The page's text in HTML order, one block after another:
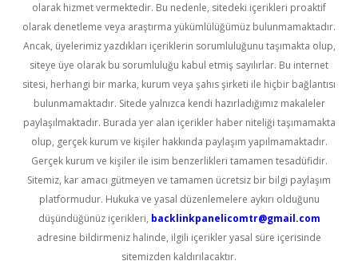
olarak hizmet vermektedir. Bu nedenle, sitedeki içerikleri proaktif
olarak denetleme veya araştırma yükümlülüğümüz bulunmamaktadır.
Ancak, üyelerimiz yazdıkları içeriklerin sorumluluğunu taşımakta olup,
siteye üye olarak bu sorumluluğu kabul etmiş sayılırlar. Bu internet
sitesi, herhangi bir marka, kurum veya şahıs şirketi ile hiçbir bağlantısı
bulunmamaktadır. Sitede yalnızca kendi hazırladığımız makaleler
paylaşılmaktadır. Burada yer alan içerikler haber niteliği taşımamakta
olup, gerçek kurum ve kişiler hakkında paylaşım yapılmamaktadır.
Gerçek kurum ve kişiler ile isim benzerlikleri tamamen tesadüfidir.
Sitemiz, kar amacı gütmeyen ve tamamen ücretsiz bir bilgi paylaşım
platformudur. Hukuka ve yasal düzenlemelere aykırı olduğunu
düşündüğünüz içerikleri, backlinkpanelicomtr@gmail.com
adresine bildirmeniz halinde, ilgili içerikler yasal süre içerisinde
sitemizden kaldırılacaktır.